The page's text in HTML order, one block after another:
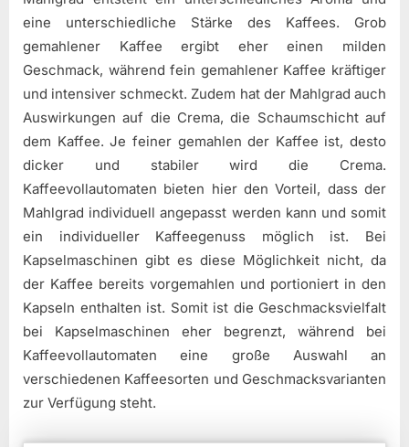
eine unterschiedliche Stärke des Kaffees. Grob
gemahlener Kaffee ergibt eher einen milden
Geschmack, während fein gemahlener Kaffee kräftiger
und intensiver schmeckt. Zudem hat der Mahlgrad auch
Auswirkungen auf die Crema, die Schaumschicht auf
dem Kaffee. Je feiner gemahlen der Kaffee ist, desto
dicker und stabiler wird die Crema.
Kaffeevollautomaten bieten hier den Vorteil, dass der
Mahlgrad individuell angepasst werden kann und somit
ein individueller Kaffeegenuss möglich ist. Bei
Kapselmaschinen gibt es diese Möglichkeit nicht, da
der Kaffee bereits vorgemahlen und portioniert in den
Kapseln enthalten ist. Somit ist die Geschmacksvielfalt
bei Kapselmaschinen eher begrenzt, während bei
Kaffeevollautomaten eine große Auswahl an
verschiedenen Kaffeesorten und Geschmacksvarianten
zur Verfügung steht.